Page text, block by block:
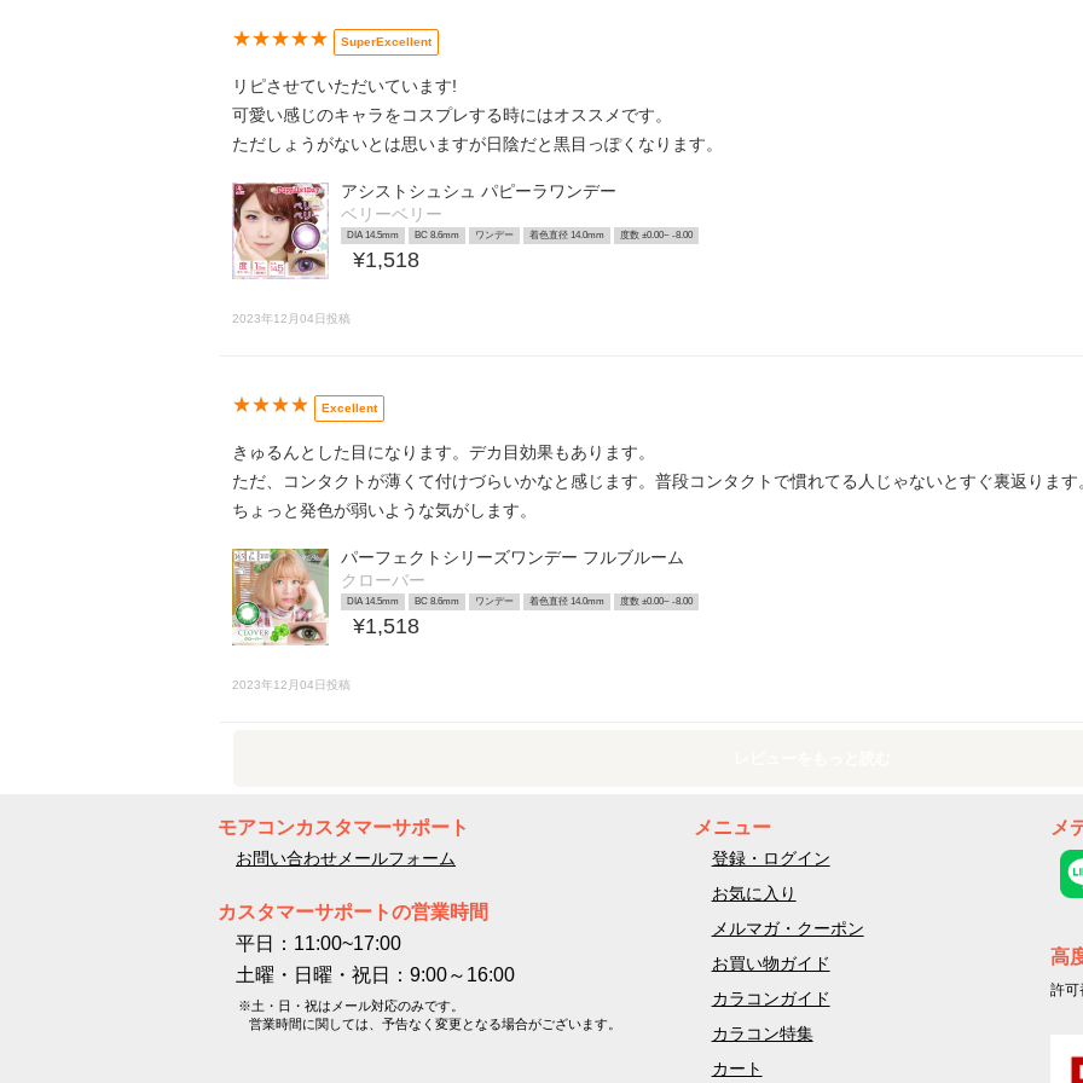
★★★★★ SuperExcellent
リピさせていただいています!
可愛い感じのキャラをコスプレする時にはオススメです。
ただしょうがないとは思いますが日陰だと黒目っぽくなります。
アシストシュシュ パピーラワンデー
ベリーベリー
DIA 14.5mm BC 8.6mm ワンデー 着色直径 14.0mm 度数 ±0.00~ -8.00
¥1,518
2023年12月04日投稿
★★★★ Excellent
きゅるんとした目になります。デカ目効果もあります。
ただ、コンタクトが薄くて付けづらいかなと感じます。普段コンタクトで慣れてる人じゃないとすぐ裏返ります
ちょっと発色が弱いような気がします。
パーフェクトシリーズワンデー フルブルーム
クローバー
DIA 14.5mm BC 8.6mm ワンデー 着色直径 14.0mm 度数 ±0.00~ -8.00
¥1,518
2023年12月04日投稿
モアコンカスタマーサポート
お問い合わせメールフォーム
カスタマーサポートの営業時間
平日：11:00~17:00
土曜・日曜・祝日：9:00～16:00
※土・日・祝はメール対応のみです。
営業時間に関しては、予告なく変更となる場合がございます。
メニュー
登録・ログイン
お気に入り
メルマガ・クーポン
お買い物ガイド
カラコンガイド
カラコン特集
カート
メ
高
許可